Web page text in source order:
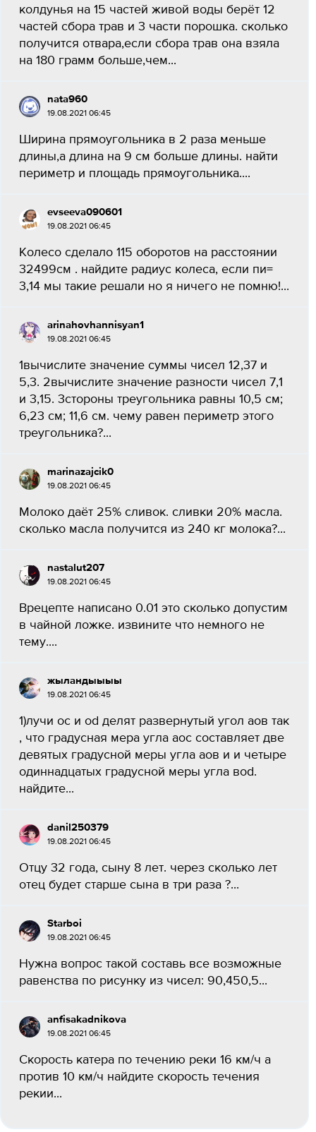
колдунья на 15 частей живой воды берёт 12
частей сбора трав и 3 части порошка. сколько
получится отвара,если сбора трав она взяла
на 180 грамм больше,чем...
nata960
19.08.2021 06:45
Ширина прямоугольника в 2 раза меньше
длины,а длина на 9 см больше длины. найти
периметр и площадь прямоугольника....
evseeva090601
19.08.2021 06:45
Колесо сделало 115 оборотов на расстоянии
32499см . найдите радиус колеса, если пи=
3,14 мы такие решали но я ничего не помню!...
arinahovhannisyan1
19.08.2021 06:45
1вычислите значение суммы чисел 12,37 и
5,3. 2вычислите значение разности чисел 7,1
и 3,15. 3стороны треугольника равны 10,5 см;
6,23 см; 11,6 см. чему равен периметр этого
треугольника?...
marinazajcik0
19.08.2021 06:45
Молоко даёт 25% сливок. сливки 20% масла.
сколько масла получится из 240 кг молока?...
nastalut207
19.08.2021 06:45
Врецепте написано 0.01 это сколько допустим
в чайной ложке. извините что немного не
тему....
жыландыыыы
19.08.2021 06:45
1)лучи ос и оd делят развернутый угол аов так
, что градусная мера угла аос составляет две
девятых градусной меры угла аов и и четыре
одиннадцатых градусной меры угла воd.
найдите...
danil250379
19.08.2021 06:45
Отцу 32 года, сыну 8 лет. через сколько лет
отец будет старше сына в три раза ?...
Starboi
19.08.2021 06:45
Нужна вопрос такой составь все возможные
равенства по рисунку из чисел: 90,450,5...
anfisakadnikova
19.08.2021 06:45
Скорость катера по течению реки 16 км/ч а
против 10 км/ч найдите скорость течения
рекии...